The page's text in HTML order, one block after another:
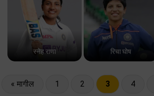
स्नेह राणा रिचा घोष
« मागील 1 2 3 4